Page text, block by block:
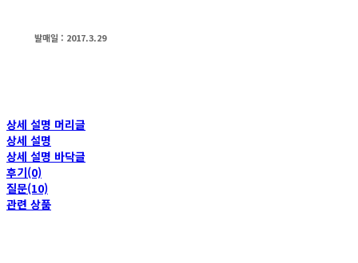
발매일 : 2017.3.29
상세 설명 머리글
상세 설명
상세 설명 바닥글
후기(0)
질문(10)
관련 상품